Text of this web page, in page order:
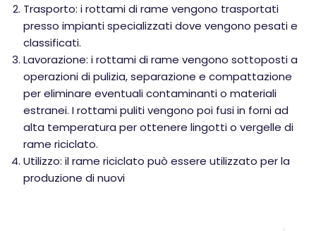
Trasporto: i rottami di rame vengono trasportati
presso impianti specializzati dove vengono pesati e
classificati.
Lavorazione: i rottami di rame vengono sottoposti a
operazioni di pulizia, separazione e compattazione
per eliminare eventuali contaminanti o materiali
estranei. I rottami puliti vengono poi fusi in forni ad
alta temperatura per ottenere lingotti o vergelle di
rame riciclato.
Utilizzo: il rame riciclato può essere utilizzato per la
produzione di nuovi